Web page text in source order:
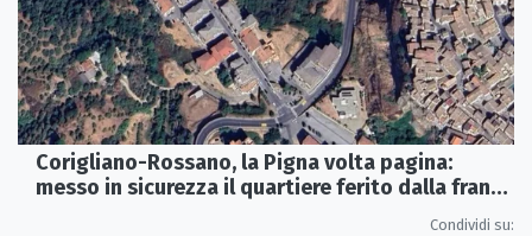
Corigliano-Rossano, la Pigna volta pagina:
messo in sicurezza il quartiere ferito dalla frana
Condividi su: